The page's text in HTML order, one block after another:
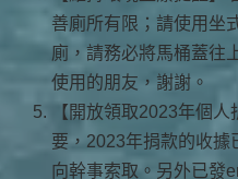
善廁所有限；請使用坐
廁，請務必將馬桶蓋往
使用的朋友，謝謝。
【開放領取2023年個
要，2023年捐款的收據
向幹事索取。另外已發